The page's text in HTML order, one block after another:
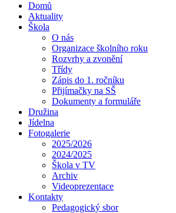
Domů
Aktuality
Škola
O nás
Organizace školního roku
Rozvrhy a zvonění
Třídy
Zápis do 1. ročníku
Přijímačky na SŠ
Dokumenty a formuláře
Družina
Jídelna
Fotogalerie
2025/2026
2024/2025
Škola v TV
Archiv
Videoprezentace
Kontakty
Pedagogický sbor